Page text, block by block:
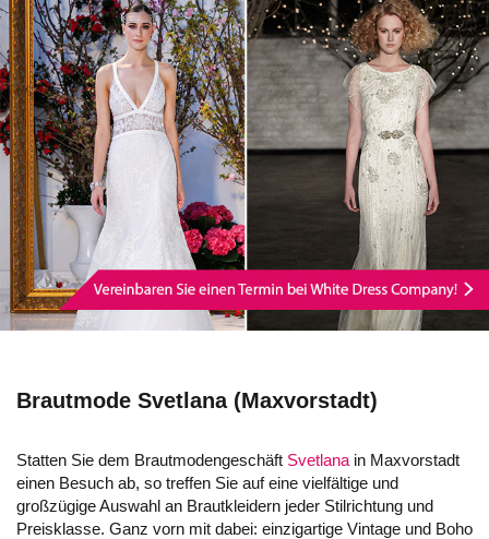
Brautmode Svetlana (Maxvorstadt)
Statten Sie dem Brautmodengeschäft Svetlana in Maxvorstadt
einen Besuch ab, so treffen Sie auf eine vielfältige und
großzügige Auswahl an Brautkleidern jeder Stilrichtung und
Preisklasse. Ganz vorn mit dabei: einzigartige Vintage und Boho